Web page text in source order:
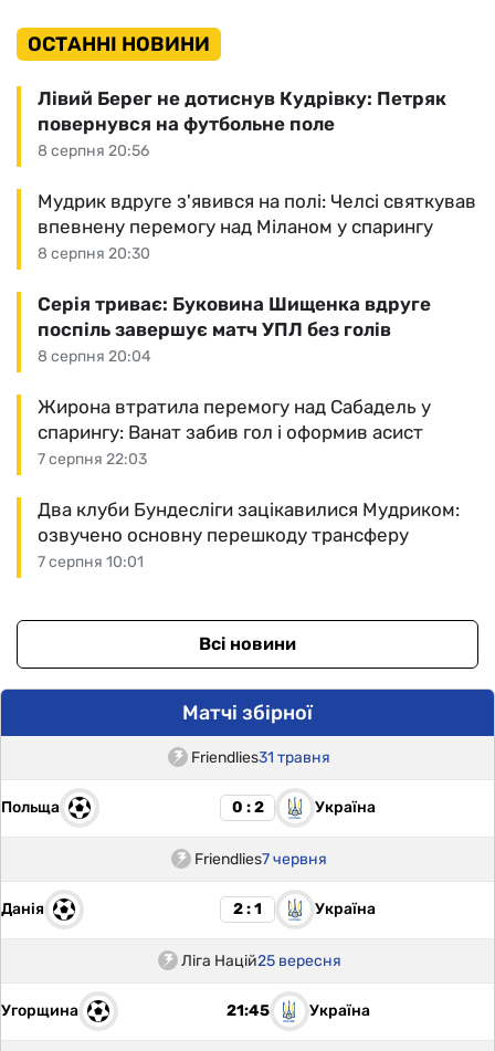
ОСТАННІ НОВИНИ
8 серпня 20:56
Лівий Берег не дотиснув Кудрівку: Петряк
повернувся на футбольне поле
8 серпня 20:30
Мудрик вдруге з'явився на полі: Челсі святкував
впевнену перемогу над Міланом у спарингу
8 серпня 20:04
Серія триває: Буковина Шищенка вдруге
поспіль завершує матч УПЛ без голів
7 серпня 22:03
Жирона втратила перемогу над Сабадель у
спарингу: Ванат забив гол і оформив асист
7 серпня 10:01
Два клуби Бундесліги зацікавилися Мудриком:
озвучено основну перешкоду трансферу
Всі новини
Матчі збірної
Friendlies31 травня
Польща 0 : 2 Україна
Friendlies7 червня
Данія 2 : 1 Україна
Ліга Націй25 вересня
Угорщина 21:45 Україна